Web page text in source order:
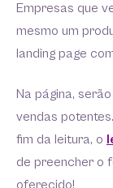
Empresas que
mesmo um
landing page
Na página,
vendas
fim da leitura, o
de preencher o